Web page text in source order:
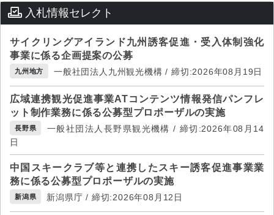
入札情報セレクト
サイクリングアイランド九州誘客促進・受入体制強化
事業に係る企画提案の公募
九州地方 一般社団法人九州観光機構 / 締切:2026年08月19日
広域連携観光促進事業ATコンテンツ情報発信パンフレ
ット制作業務に係る公募型プロポーザルの実施
長野県
一般社団法人長野県観光機構 / 締切:2026年08月14
日
中国スキークラブ等と連携したスキー誘客促進事業業
務に係る公募型プロポーザルの実施
新潟県 新潟県庁 / 締切:2026年08月12日